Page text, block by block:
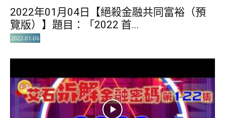
2022年01月04日【絕殺金融共同富裕（預
覽版）】題目：「2022 首...
2022-01-06